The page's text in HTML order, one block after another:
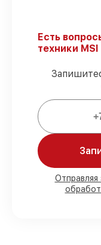
планшетов
Мы
90%
наших
Есть
техники MSI
Отправляя